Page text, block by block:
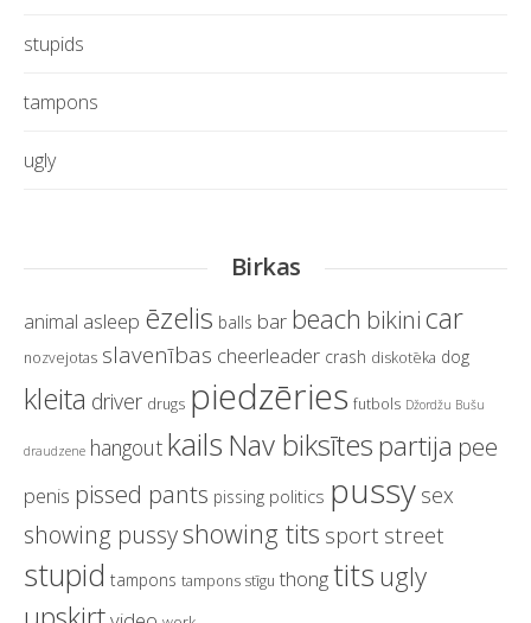
stupids
tampons
ugly
Birkas
animal asleep ēzelis balls bar beach bikinicar
nozvejotas slavenības cheerleader crash diskotēka dog
kleita driver drugs piedzēries futbols Džordžu Bušu
draudzene hangout kails Nav biksītespartija pee
penis pissed pants pissing politics pussy sex
showing pussyshowing tits sport street
stupid tampons tampons stīgu thongtits ugly